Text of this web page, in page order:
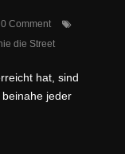
0 Comment
die Street
hat, sind
jeder